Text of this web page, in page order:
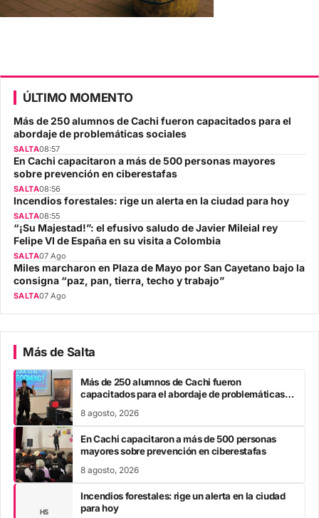
ÚLTIMO MOMENTO
Más de 250 alumnos de Cachi fueron capacitados para el
abordaje de problemáticas sociales
SALTA08:57
En Cachi capacitaron a más de 500 personas mayores
sobre prevención en ciberestafas
SALTA08:56
Incendios forestales: rige un alerta en la ciudad para hoy
SALTA08:55
“¡Su Majestad!”: el efusivo saludo de Javier Mileial rey
Felipe VI de España en su visita a Colombia
SALTA07 Ago
Miles marcharon en Plaza de Mayo por San Cayetano bajo la
consigna “paz, pan, tierra, techo y trabajo”
SALTA07 Ago
Más de Salta
Más de 250 alumnos de Cachi fueron
capacitados para el abordaje de problemáticas
8 agosto, 2026
En Cachi capacitaron a más de 500 personas
mayores sobre prevención en ciberestafas
8 agosto, 2026
HS
Incendios forestales: rige un alerta en la ciudad
para hoy